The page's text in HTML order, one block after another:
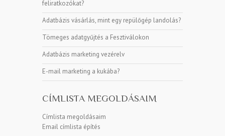
feliratkozókat?
Adatbázis vásárlás, mint egy repülőgép landolás?
Tömeges adatgyűjtés a Fesztiválokon
Adatbázis marketing vezérelv
E-mail marketing a kukába?
CÍMLISTA MEGOLDÁSAIM
Címlista megoldásaim
Email címlista építés